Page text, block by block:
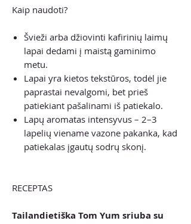
Kaip naudoti?
Švieži arba džiovinti kafirinių laimų
lapai dedami į maistą gaminimo
metu.
Lapai yra kietos tekstūros, todėl jie
paprastai nevalgomi, bet prieš
patiekiant pašalinami iš patiekalo.
Lapų aromatas intensyvus – 2–3
lapelių viename vazone pakanka, kad
patiekalas įgautų sodrų skonį.
RECEPTAS
Tailandietiška Tom Yum sriuba su